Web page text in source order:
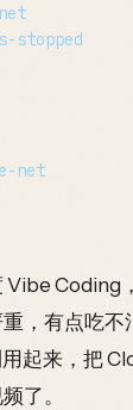
stopped
net
Coding
，有点吃不
起来，把
了。